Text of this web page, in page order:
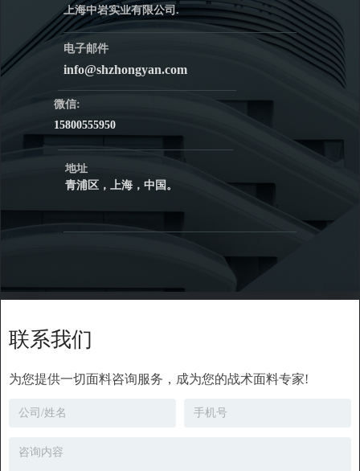
电子邮件
info@shzhongyan.com
微信:
15800555950
地址
青浦区，上海，中国。
上海中岩实业有限公司.
联系我们
为您提供一切面料咨询服务，成为您的战术面料专家!